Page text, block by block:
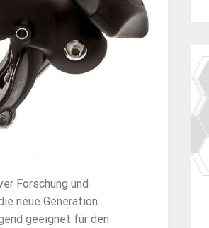
Forschung und
neue Generation
geeignet für den